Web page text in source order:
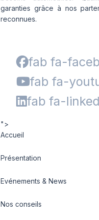
garanties grâce à nos
reconnues.
fab fa-
fab fa-
fab fa-
">
Accueil
Présentation
Evénements & News
Nos conseils